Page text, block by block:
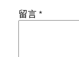
留言*